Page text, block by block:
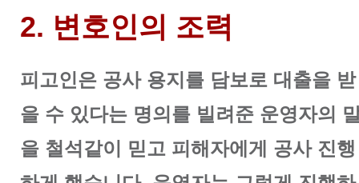
2. 변호인의 조력
피고인은 공사 용지를 담보로 대출을 받
을 수 있다는 명의를 빌려준 운영자의
을 철석같이 믿고 피해자에게 공사 진행